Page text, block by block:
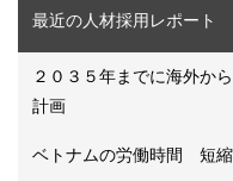
最近の人材採用レポート
２０３５年までに海外か
計画
ベトナムの労働時間 短